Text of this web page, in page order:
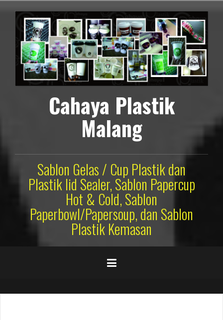
konten
Cahaya Plastik
Malang
Sablon Gelas / Cup Plastik dan
Plastik lid Sealer, Sablon Papercup
Hot & Cold, Sablon
Paperbowl/Papersoup, dan Sablon
Plastik Kemasan